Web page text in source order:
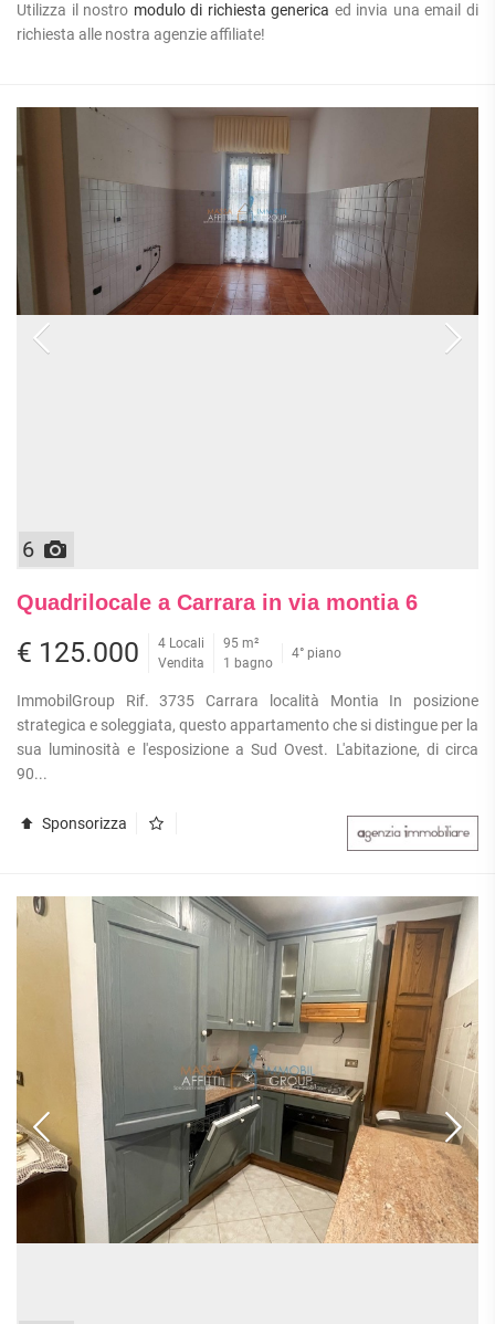
Utilizza il nostro modulo di richiesta generica ed invia una email di
richiesta alle nostra agenzie affiliate!
6
Quadrilocale a Carrara in via montia 6
€ 125.000
4 Locali
Vendita
95 m²
1 bagno
4° piano
ImmobilGroup Rif. 3735 Carrara località Montia In posizione
strategica e soleggiata, questo appartamento che si distingue per la
sua luminosità e l'esposizione a Sud Ovest. L'abitazione, di circa
90...
Sponsorizza